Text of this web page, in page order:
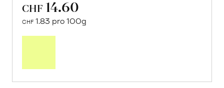
CHF 14.60
CHF 1.83 pro 100g